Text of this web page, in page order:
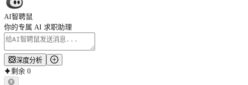
AI智聘鼠
你的专属 AI 求职助理
深度分析
剩余 0